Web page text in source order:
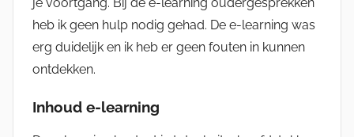
heb ik geen hulp nodig gehad. De e-learning was
erg duidelijk en ik heb er geen fouten in kunnen
ontdekken.
Inhoud e-learning